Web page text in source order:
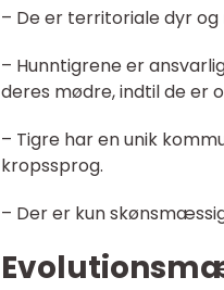
– De er territoriale dyr
– Hunntigrene er
deres mødre, indtil de er
– Tigre har en unik
kropssprog.
– Der er kun